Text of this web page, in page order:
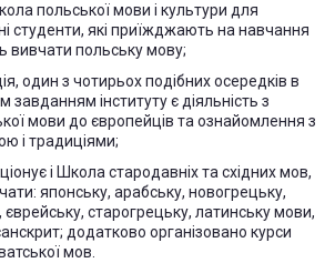
польської мови і культури для
студенти, які приїжджають на навчання
польську мову;
один з чотирьох подібних осередків в
завданням інституту є діяльність з
мови до європейців та ознайомлення з
і традиціями;
і Школа стародавніх та східних мов,
японську, арабську, новогрецьку,
єврейську, старогрецьку, латинську мови,
додатково організовано курси
мов.